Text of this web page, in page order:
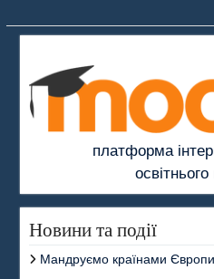
платформа
Новини та події
Мандруємо країнами Європи